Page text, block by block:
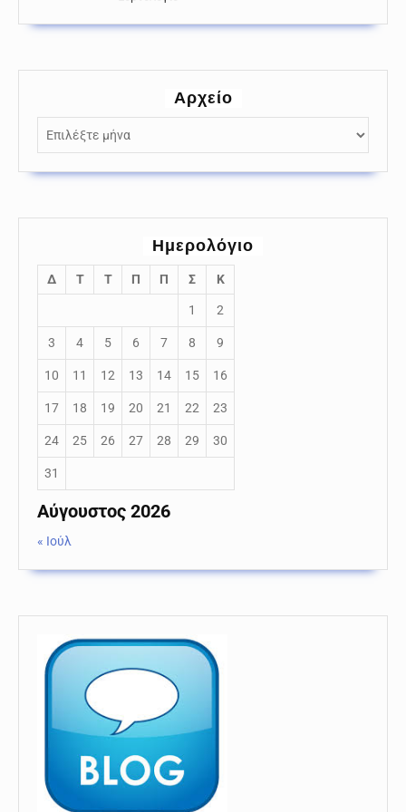
Αρχείο
Ημερολόγιο
Αύγουστος 2026
Δ Τ Τ Π Π Σ Κ
1 2
3 4 5 6 7 8 9
10 11 12 13 14 15 16
17 18 19 20 21 22 23
24 25 26 27 28 29 30
31
« Ιούλ